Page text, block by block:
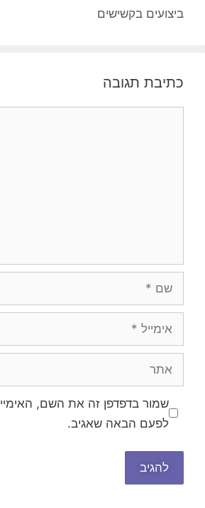
ביצועים בקשישים
כתיבת תגובה
שמור בדפדפן זה את השם,
לפעם הבאה שאגיב.